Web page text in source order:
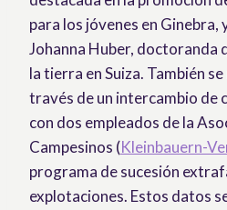
para los jóvenes en Ginebra,
Johanna Huber, doctoranda
la tierra en Suiza. También
través de un intercambio de
con dos empleados de la
Campesinos (Kleinbauern-
programa de sucesión
explotaciones. Estos datos